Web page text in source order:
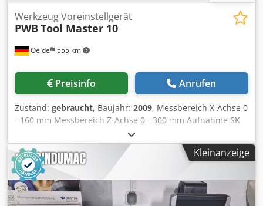
Oelde 555 km
Werkzeug Voreinstellgerät
PWB Tool Master 10
Preisinfo Anrufen
Zustand: gebraucht, Baujahr: 2009, Messbereich X-Achse 0
- 160 mm Messbereich Z-Achse 0 - 300 mm Aufnahme SK
40 / BT 40 Auflösung 0,001 mm Umgebungstemperatur 0 -
45 °C Raumbedarf ca. 0,60 x 0,50 x 0,85 m Gewicht ca. 60
kg Werkzeug Voreinstellgerät PWB - Tool Master 10 - inkl.
Messelektronic TC100 Chjdpjzrzqfofx Amvea
Kleinanzeige